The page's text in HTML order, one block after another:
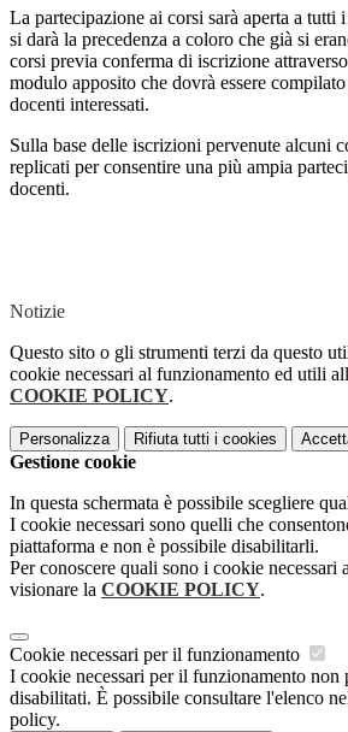
La partecipazione ai corsi sarà aperta a tutti
si darà la precedenza a coloro che già si
corsi previa conferma di iscrizione
modulo apposito che dovrà essere
docenti interessati.
Sulla base delle iscrizioni pervenute alcuni
replicati per consentire una più ampia
docenti.
Notizie
Questo sito o gli strumenti terzi da questo
cookie necessari al funzionamento ed utili
COOKIE POLICY.
Personalizza Rifiuta tutti i cookies
Gestione cookie
In questa schermata è possibile scegliere
I cookie necessari sono quelli che
piattaforma e non è possibile disabilitarli.
Per conoscere quali sono i cookie necessari
visionare la COOKIE POLICY.
Cookie necessari per il funzionamento
I cookie necessari per il funzionamento non
disabilitati. È possibile consultare l'elenco
policy.